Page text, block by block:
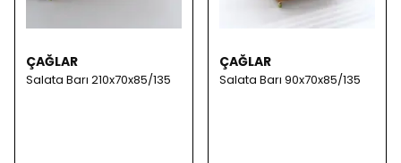
ÇAĞLAR
Salata Barı 210x70x85/135
ÇAĞLAR
Salata Barı 90x70x85/135